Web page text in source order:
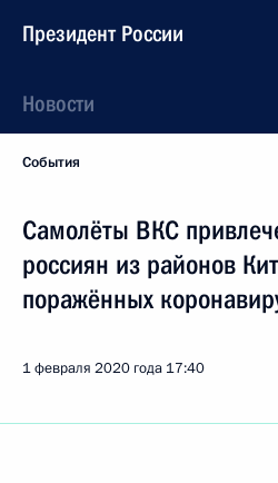
Президент России
Новости
События
Самолёты ВКС
россиян из районов
поражённых
1 февраля 2020 года 17:40